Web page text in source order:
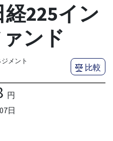
225イン
ンド
メント
比較
円
日